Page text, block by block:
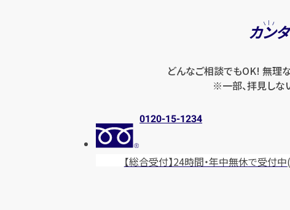
カン
どんなご相談でもOK! 無理
※一部、拝見しな
0120-15-1234
【総合受付】24時間・年中無休で受付中